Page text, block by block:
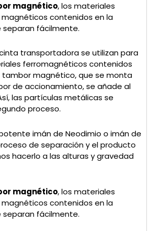
magnético, los materiales
contenidos en la
fácilmente.
transportadora se utilizan para
ferromagnéticos contenidos
tambor magnético, que se monta
de accionamiento, se añade al
las partículas metálicas se
proceso.
imán de Neodimio o imán de
de separación y el producto
hacerlo a las alturas y gravedad
magnético, los materiales
contenidos en la
fácilmente.